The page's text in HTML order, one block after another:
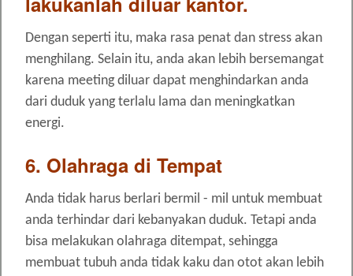
Dengan seperti itu, maka rasa penat dan stress akan
menghilang. Selain itu, anda akan lebih bersemangat
karena meeting diluar dapat menghindarkan anda
dari duduk yang terlalu lama dan meningkatkan
energi.
6. Olahraga di Tempat
Anda tidak harus berlari bermil - mil untuk membuat
anda terhindar dari kebanyakan duduk. Tetapi anda
bisa melakukan olahraga ditempat, sehingga
membuat tubuh anda tidak kaku dan otot akan lebih